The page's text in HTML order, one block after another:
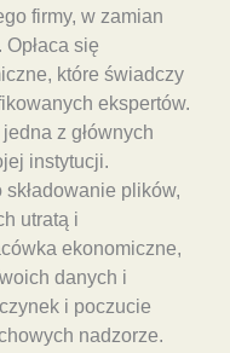
firmy, w zamian
się
które świadczy
ekspertów.
z głównych
instytucji.
plików,
utratą i
ekonomiczne,
danych i
i poczucie
nadzorze.